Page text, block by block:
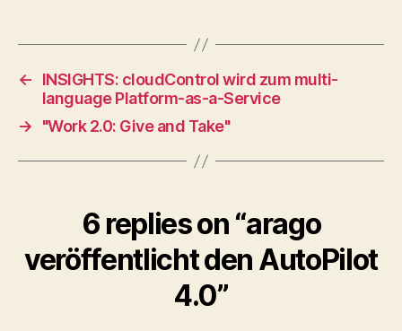
←
INSIGHTS: cloudControl wird zum multi-
language Platform-as-a-Service
→
"Work 2.0: Give and Take"
6 replies on “arago
veröffentlicht den AutoPilot
4.0”